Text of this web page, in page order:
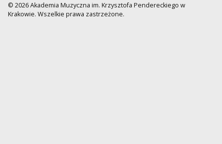
© 2026 Akademia Muzyczna im. Krzysztofa Pendereckiego w
Krakowie. Wszelkie prawa zastrzeżone.